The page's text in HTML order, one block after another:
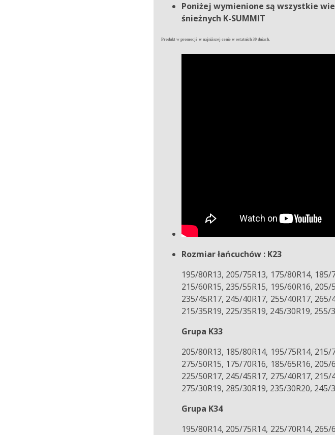
Poniżej wymienione są wszystkie
śnieżnych K-SUMMIT
Produkt w promocji w najniższej cenie w ostatnich 30 dniach.
Rozmiar łańcuchów : K23
195/80R13, 205/75R13, 175/80R14,
215/60R15, 235/55R15, 195/60R16,
235/45R17, 245/40R17, 255/40R17,
215/35R19, 225/35R19, 245/30R19, 255/
Grupa K33
205/80R13, 185/80R14, 195/75R14,
275/50R15, 175/70R16, 185/65R16,
225/50R17, 245/45R17, 275/40R17,
275/30R19, 285/30R19, 235/30R20, 245/
Grupa K34
195/80R14, 205/75R14, 225/70R14,